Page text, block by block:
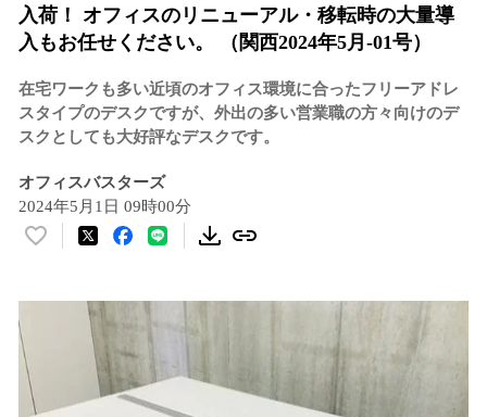
入荷！ オフィスのリニューアル・移転時の大量導
入もお任せください。 （関西2024年5月-01号）
在宅ワークも多い近頃のオフィス環境に合ったフリーアドレ
スタイプのデスクですが、外出の多い営業職の方々向けのデ
スクとしても大好評なデスクです。
オフィスバスターズ
2024年5月1日 09時00分
い
み